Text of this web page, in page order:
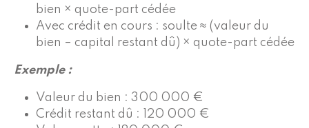
bien × quote-part cédée
Avec crédit en cours : soulte ≈ (valeur du
bien – capital restant dû) × quote-part cédée
Exemple :
Valeur du bien : 300 000 €
Crédit restant dû : 120 000 €